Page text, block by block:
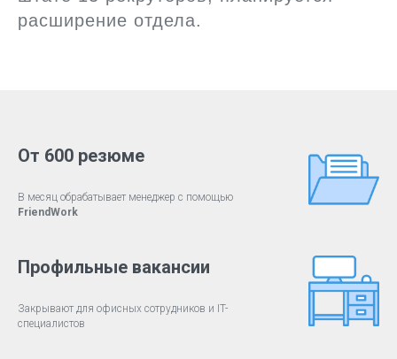
расширение отдела.
От 600 резюме
В месяц обрабатывает менеджер с помощью
FriendWork
Профильные вакансии
Закрывают для офисных сотрудников и IT-
специалистов